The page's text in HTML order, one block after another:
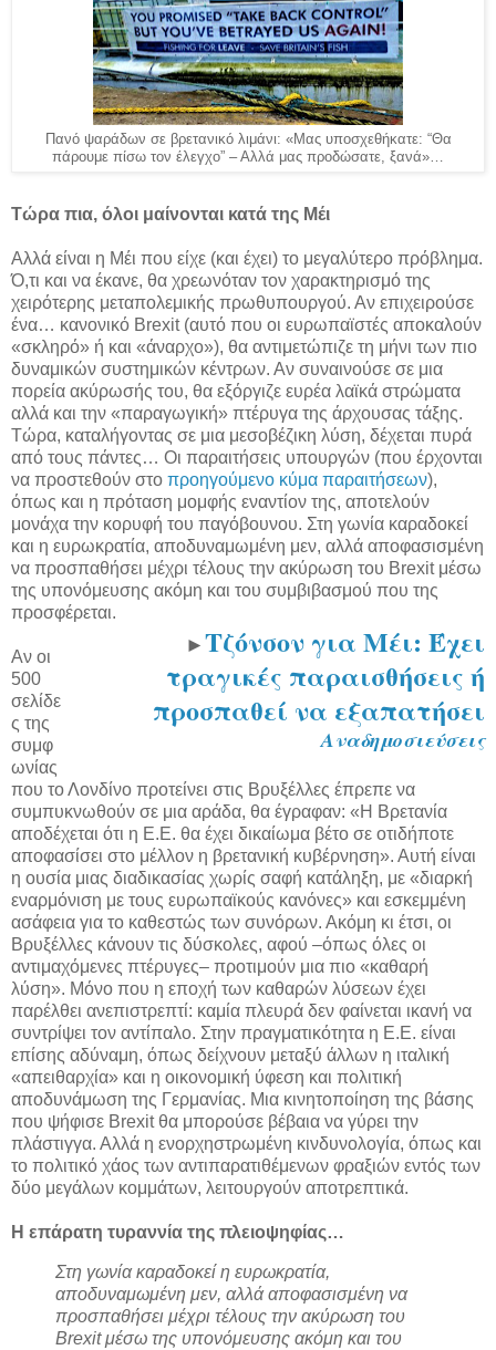
Πανό ψαράδων σε βρετανικό λιμάνι: «Μας υποσχεθήκατε: “Θα
πάρουμε πίσω τον έλεγχο” – Αλλά μας προδώσατε, ξανά»…
Τώρα πια, όλοι μαίνονται κατά της Μέι
Αλλά είναι η Μέι που είχε (και έχει) το μεγαλύτερο πρόβλημα.
Ό,τι και να έκανε, θα χρεωνόταν τον χαρακτηρισμό της
χειρότερης μεταπολεμικής πρωθυπουργού. Αν επιχειρούσε
ένα… κανονικό Brexit (αυτό που οι ευρωπαϊστές αποκαλούν
«σκληρό» ή και «άναρχο»), θα αντιμετώπιζε τη μήνι των πιο
δυναμικών συστημικών κέντρων. Αν συναινούσε σε μια
πορεία ακύρωσής του, θα εξόργιζε ευρέα λαϊκά στρώματα
αλλά και την «παραγωγική» πτέρυγα της άρχουσας τάξης.
Τώρα, καταλήγοντας σε μια μεσοβέζικη λύση, δέχεται πυρά
από τους πάντες… Οι παραιτήσεις υπουργών (που έρχονται
να προστεθούν στο προηγούμενο κύμα παραιτήσεων),
όπως και η πρόταση μομφής εναντίον της, αποτελούν
μονάχα την κορυφή του παγόβουνου. Στη γωνία καραδοκεί
και η ευρωκρατία, αποδυναμωμένη μεν, αλλά αποφασισμένη
να προσπαθήσει μέχρι τέλους την ακύρωση του Brexit μέσω
της υπονόμευσης ακόμη και του συμβιβασμού που της
προσφέρεται.
►Τζόνσον για Μέι: Έχει
τραγικές παραισθήσεις ή
προσπαθεί να εξαπατήσει
Αναδημοσιεύσεις
Αν οι
500
σελίδε
ς της
συμφ
ωνίας
που το Λονδίνο προτείνει στις Βρυξέλλες έπρεπε να
συμπυκνωθούν σε μια αράδα, θα έγραφαν: «Η Βρετανία
αποδέχεται ότι η Ε.Ε. θα έχει δικαίωμα βέτο σε οτιδήποτε
αποφασίσει στο μέλλον η βρετανική κυβέρνηση». Αυτή είναι
η ουσία μιας διαδικασίας χωρίς σαφή κατάληξη, με «διαρκή
εναρμόνιση με τους ευρωπαϊκούς κανόνες» και εσκεμμένη
ασάφεια για το καθεστώς των συνόρων. Ακόμη κι έτσι, οι
Βρυξέλλες κάνουν τις δύσκολες, αφού –όπως όλες οι
αντιμαχόμενες πτέρυγες– προτιμούν μια πιο «καθαρή
λύση». Μόνο που η εποχή των καθαρών λύσεων έχει
παρέλθει ανεπιστρεπτί: καμία πλευρά δεν φαίνεται ικανή να
συντρίψει τον αντίπαλο. Στην πραγματικότητα η Ε.Ε. είναι
επίσης αδύναμη, όπως δείχνουν μεταξύ άλλων η ιταλική
«απειθαρχία» και η οικονομική ύφεση και πολιτική
αποδυνάμωση της Γερμανίας. Μια κινητοποίηση της βάσης
που ψήφισε Brexit θα μπορούσε βέβαια να γύρει την
πλάστιγγα. Αλλά η ενορχηστρωμένη κινδυνολογία, όπως και
το πολιτικό χάος των αντιπαρατιθέμενων φραξιών εντός των
δύο μεγάλων κομμάτων, λειτουργούν αποτρεπτικά.
Η επάρατη τυραννία της πλειοψηφίας…
Στη γωνία καραδοκεί η ευρωκρατία,
αποδυναμωμένη μεν, αλλά αποφασισμένη να
προσπαθήσει μέχρι τέλους την ακύρωση του
Brexit μέσω της υπονόμευσης ακόμη και του